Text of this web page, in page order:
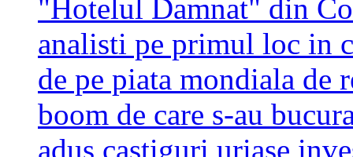
"Hotelul Damnat" din
analisti pe primul loc in
de pe piata mondiala de
boom de care s-au
adus castiguri uriase